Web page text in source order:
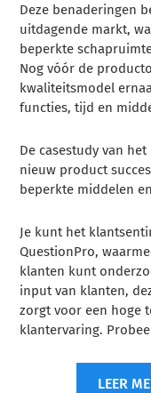
Deze benaderingen
uitdagende markt,
beperkte
Nog vóór de
kwaliteitsmodel
functies, tijd en
De casestudy van
nieuw product
beperkte middelen
Je kunt het
QuestionPro,
klanten kunt
input van klanten,
zorgt voor een hoge
klantervaring.
LEER